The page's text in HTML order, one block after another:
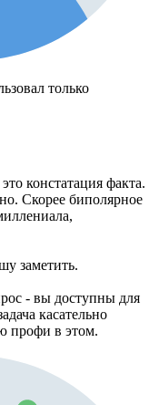
только
констатация факта.
Скорее биполярное
заметить.
- вы доступны для
касательно
профи в этом.